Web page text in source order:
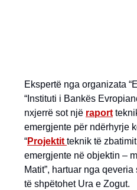
Ekspertë nga organizata
“Instituti i Bankës
nxjerrë sot një raport
emergjente për ndërhyrje
“Projektit teknik të
emergjente në objektin –
Matit”, hartuar nga
të shpëtohet Ura e Zogut.